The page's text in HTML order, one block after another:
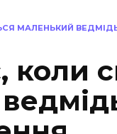
МАЛЕНЬКИЙ
коли